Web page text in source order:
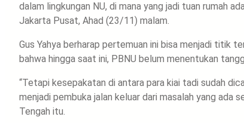
dalam lingkungan NU, di mana yang jadi tuan rumah
Jakarta Pusat, Ahad (23/11) malam.
Gus Yahya berharap pertemuan ini bisa menjadi titik
bahwa hingga saat ini, PBNU belum menentukan
“Tetapi kesepakatan di antara para kiai tadi sudah
menjadi pembuka jalan keluar dari masalah yang ada
Tengah itu.